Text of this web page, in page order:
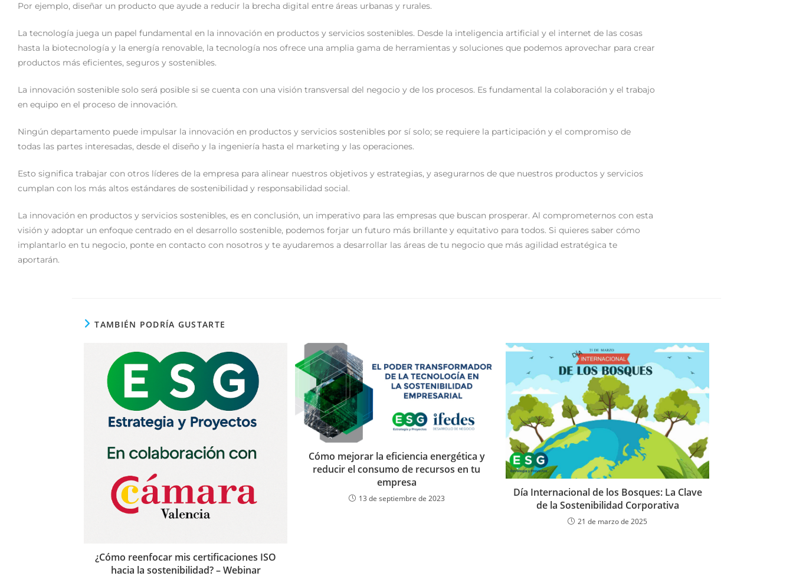
Por ejemplo, diseñar un producto que ayude a reducir la brecha digital entre áreas urbanas y rurales.
La tecnología juega un papel fundamental en la innovación en productos y servicios sostenibles. Desde la inteligencia artificial y el internet de las cosas
hasta la biotecnología y la energía renovable, la tecnología nos ofrece una amplia gama de herramientas y soluciones que podemos aprovechar para crear
productos más eficientes, seguros y sostenibles.
La innovación sostenible solo será posible si se cuenta con una visión transversal del negocio y de los procesos. Es fundamental la colaboración y el trabajo
en equipo en el proceso de innovación.
Ningún departamento puede impulsar la innovación en productos y servicios sostenibles por sí solo; se requiere la participación y el compromiso de
todas las partes interesadas, desde el diseño y la ingeniería hasta el marketing y las operaciones.
Esto significa trabajar con otros líderes de la empresa para alinear nuestros objetivos y estrategias, y asegurarnos de que nuestros productos y servicios
cumplan con los más altos estándares de sostenibilidad y responsabilidad social.
La innovación en productos y servicios sostenibles, es en conclusión, un imperativo para las empresas que buscan prosperar. Al comprometernos con esta
visión y adoptar un enfoque centrado en el desarrollo sostenible, podemos forjar un futuro más brillante y equitativo para todos. Si quieres saber cómo
implantarlo en tu negocio, ponte en contacto con nosotros y te ayudaremos a desarrollar las áreas de tu negocio que más agilidad estratégica te
aportarán.
TAMBIÉN PODRÍA GUSTARTE
¿Cómo reenfocar mis certificaciones ISO
hacia la sostenibilidad? – Webinar
Cómo mejorar la eficiencia energética y
reducir el consumo de recursos en tu
empresa
13 de septiembre de 2023
Día Internacional de los Bosques: La Clave
de la Sostenibilidad Corporativa
21 de marzo de 2025